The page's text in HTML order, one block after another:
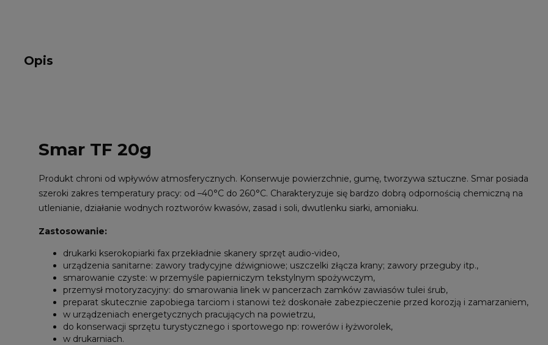
Opis
Smar TF 20g
Produkt chroni od wpływów atmosferycznych. Konserwuje powierzchnie, gumę, tworzywa sztuczne. Smar posiada
szeroki zakres temperatury pracy: od –40°C do 260°C. Charakteryzuje się bardzo dobrą odpornością chemiczną na
utlenianie, działanie wodnych roztworów kwasów, zasad i soli, dwutlenku siarki, amoniaku.
Zastosowanie:
drukarki kserokopiarki fax przekładnie skanery sprzęt audio-video,
urządzenia sanitarne: zawory tradycyjne dźwigniowe; uszczelki złącza krany; zawory przeguby itp.,
smarowanie czyste: w przemyśle papierniczym tekstylnym spożywczym,
przemysł motoryzacyjny: do smarowania linek w pancerzach zamków zawiasów tulei śrub,
preparat skutecznie zapobiega tarciom i stanowi też doskonałe zabezpieczenie przed korozją i zamarzaniem,
w urządzeniach energetycznych pracujących na powietrzu,
do konserwacji sprzętu turystycznego i sportowego np: rowerów i łyżworolek,
w drukarniach.